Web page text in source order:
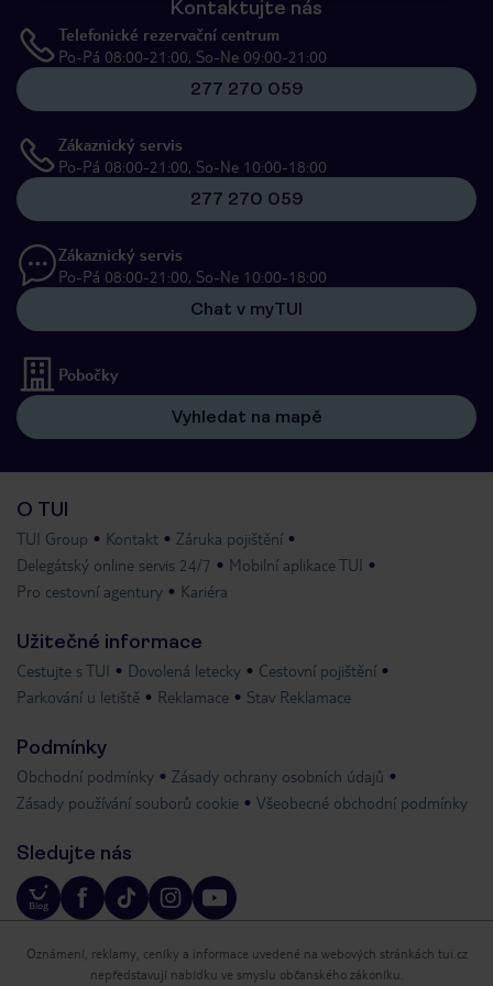
Kontaktujte nás
Telefonické rezervační centrum
Po-Pá 08:00-21:00, So-Ne 09:00-21:00
277 270 059
Zákaznický servis
Po-Pá 08:00-21:00, So-Ne 10:00-18:00
277 270 059
Zákaznický servis
Po-Pá 08:00-21:00, So-Ne 10:00-18:00
Chat v myTUI
Pobočky
Vyhledat na mapě
O TUI
TUI Group Kontakt
Záruka pojištění
Delegátský online servis 24/7
Mobilní aplikace TUI
Pro cestovní agentury
Kariéra
Užitečné informace
Cestujte s TUI Dovolená letecky
Cestovní pojištění
Parkování u letiště
Reklamace Stav Reklamace
Podmínky
Obchodní podmínky
Zásady ochrany osobních údajů
Zásady používání souborů cookie
Všeobecné obchodní podmínky
Sledujte nás
Oznámení, reklamy, ceníky a informace uvedené na webových stránkách tui.cz
nepředstavují nabídku ve smyslu občanského zákoníku.